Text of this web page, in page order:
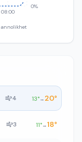
08:00
0%
4 13°→ 20°
3 11°→18°